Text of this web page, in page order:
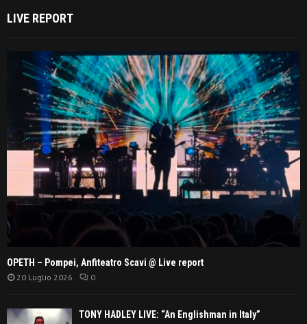
LIVE REPORT
OPETH – Pompei, Anfiteatro Scavi @ Live report
20 Luglio 2026 0
TONY HADLEY LIVE: “An Englishman in Italy”